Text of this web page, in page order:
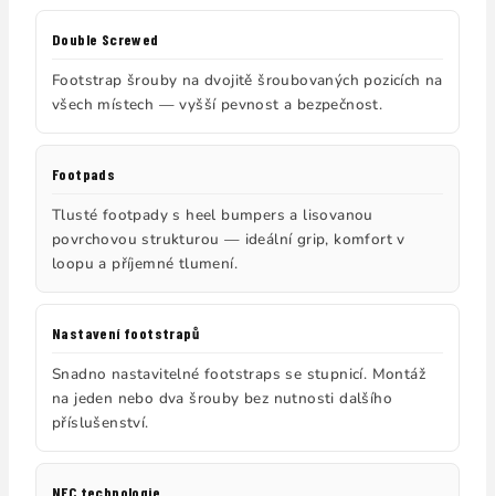
Double Screwed
Footstrap šrouby na dvojitě šroubovaných pozicích na
všech místech — vyšší pevnost a bezpečnost.
Footpads
Tlusté footpady s heel bumpers a lisovanou
povrchovou strukturou — ideální grip, komfort v
loopu a příjemné tlumení.
Nastavení footstrapů
Snadno nastavitelné footstraps se stupnicí. Montáž
na jeden nebo dva šrouby bez nutnosti dalšího
příslušenství.
NFC technologie